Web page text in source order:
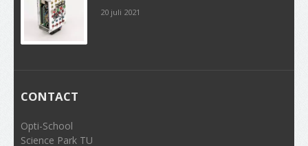
20 juli 2021
CONTACT
Opti-School
Science Park TU